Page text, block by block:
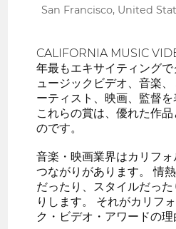
San Francisco, United
CALIFORNIA MUSIC
年最もエキサイティングで
ュージックビデオ、音楽
ーティスト、映画、監督を
これらの賞は、優れた作
のです。
音楽・映画業界はカリフ
つながりがあります。 情
だったり、スタイルだっ
りします。 それがカリフ
ク・ビデオ・アワードの理